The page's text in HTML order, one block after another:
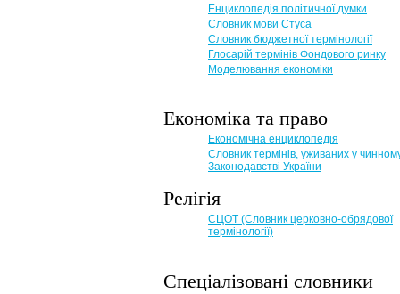
Енциклопедія політичної думки
Словник мови Стуса
Словник бюджетної термінології
Глосарій термінів Фондового ринку
Моделювання економіки
Економіка та право
Eкономічна енциклопедія
Словник термінів, уживаних у
Законодавстві України
Релігія
СЦОТ (Словник церковно-обрядової
термінології)
Спеціалізовані словники